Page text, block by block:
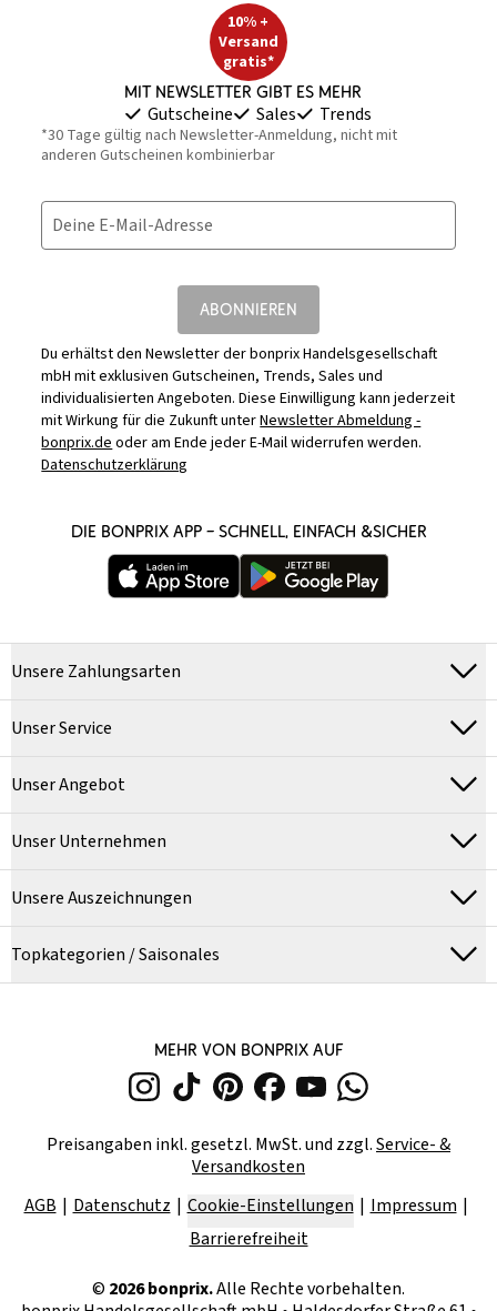
10% +
Versand
gratis*
Mit Newsletter gibt es mehr
Gutscheine Sales Trends
*30 Tage gültig nach Newsletter-Anmeldung, nicht mit
anderen Gutscheinen kombinierbar
Deine E-Mail-Adresse
ABONNIEREN
Du erhältst den Newsletter der bonprix Handelsgesellschaft
mbH mit exklusiven Gutscheinen, Trends, Sales und
individualisierten Angeboten. Diese Einwilligung kann jederzeit
mit Wirkung für die Zukunft unterNewsletter Abmeldung -
bonprix.deoder am Ende jeder E-Mail widerrufen werden.
Datenschutzerklärung
DIE BONPRIX APP – SCHNELL, EINFACH &SICHER
Unsere Zahlungsarten
Unser Service
Unser Angebot
Unser Unternehmen
Unsere Auszeichnungen
Topkategorien / Saisonales
MEHR VON BONPRIX AUF
Preisangaben inkl. gesetzl. MwSt. und zzgl.Service- &
Versandkosten
AGB
Datenschutz Cookie-Einstellungen
Impressum
Barrierefreiheit
© 2026bonprix.Alle Rechte vorbehalten.